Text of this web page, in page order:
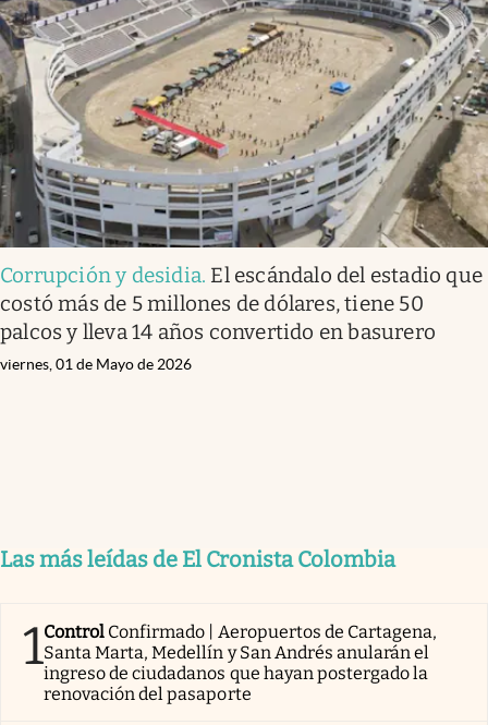
Corrupción y desidia. El escándalo del estadio que
costó más de 5 millones de dólares, tiene 50
palcos y lleva 14 años convertido en basurero
viernes, 01 de Mayo de 2026
Las más leídas de El Cronista Colombia
1Control Confirmado | Aeropuertos de Cartagena,
Santa Marta, Medellín y San Andrés anularán el
ingreso de ciudadanos que hayan postergado la
renovación del pasaporte